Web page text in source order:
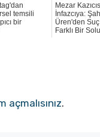
temsili
bir
Mezar
İnfazcıya:
Üren'den
Farklı Bir
açmalısınız.